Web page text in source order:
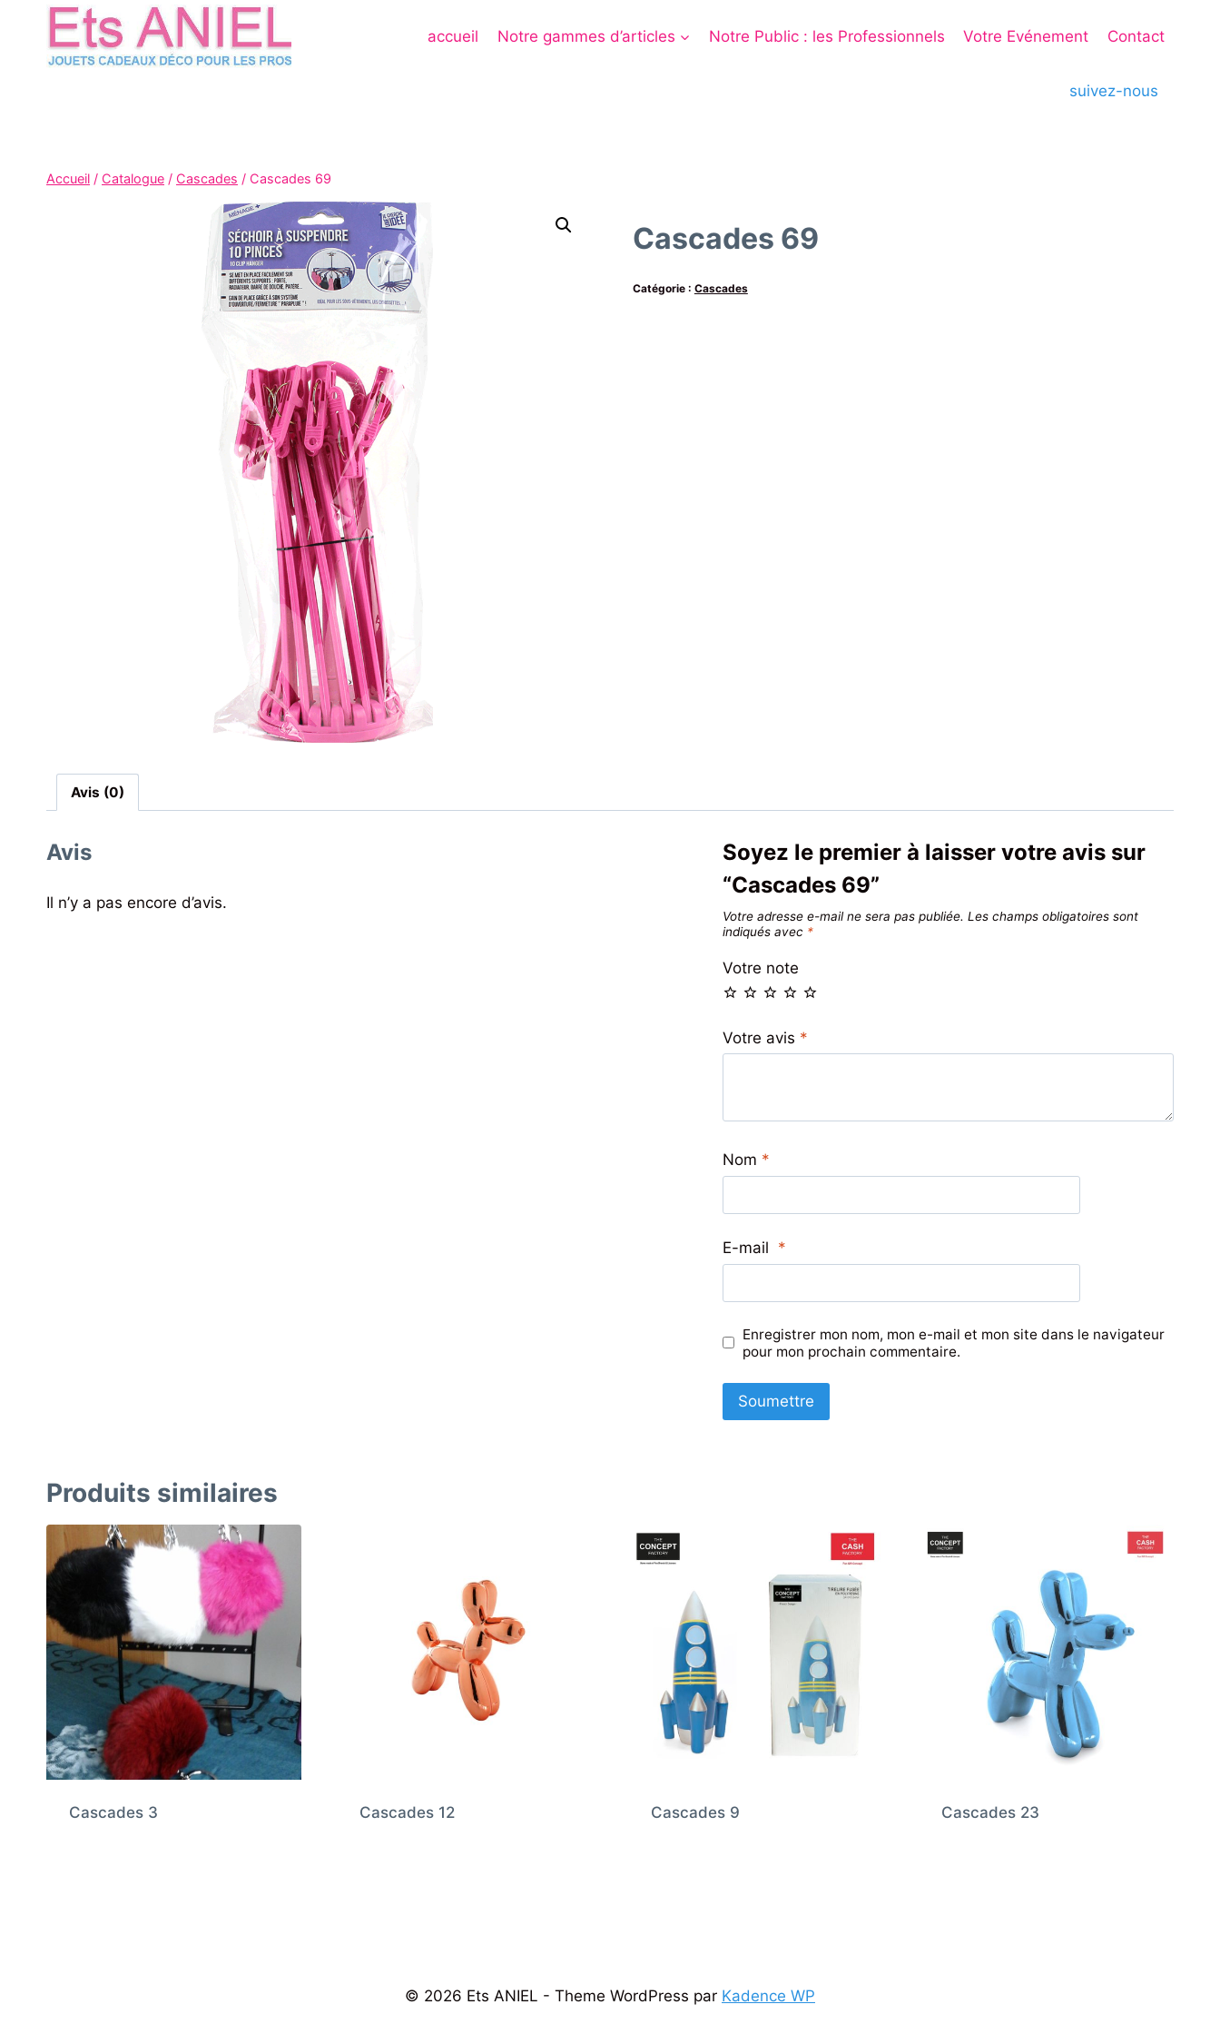
content
accueil Notre gammes d’articles Notre Public : les Professionnels Votre Evénement Contact
suivez-nous
Accueil / Catalogue / Cascades / Cascades 69
Cascades 69
Catégorie : Cascades
Avis (0)
Avis
Il n’y a pas encore d’avis.
Soyez le premier à laisser votre avis sur
“Cascades 69”
Votre adresse e-mail ne sera pas publiée. Les champs obligatoires sont
indiqués avec *
Votre note
Votre avis *
Nom *
E-mail *
Enregistrer mon nom, mon e-mail et mon site dans le navigateur
pour mon prochain commentaire.
Produits similaires
Cascades 3 Cascades 12 Cascades 9 Cascades 23
© 2026 Ets ANIEL - Theme WordPress par Kadence WP